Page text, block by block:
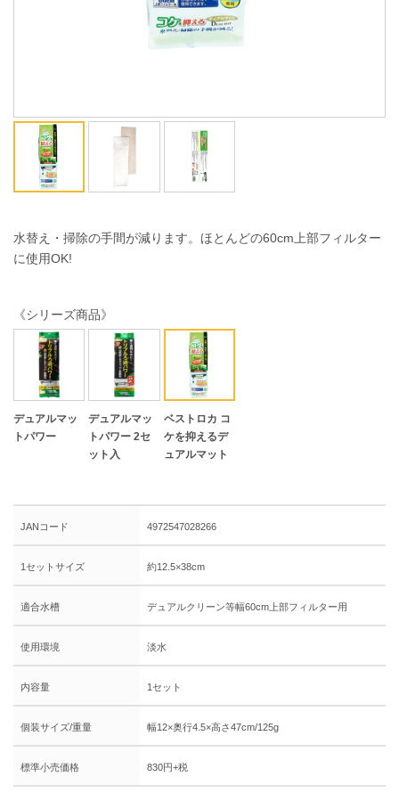
ENGLISH
水替え・掃除の手間が減ります。ほとんどの60cm上部フィルター
に使用OK!
《シリーズ商品》
デュアルマッ
トパワー
デュアルマッ
トパワー 2セ
ット入
ベストロカ コ
ケを抑えるデ
ュアルマット
JANコード 4972547028266
1セットサイズ 約12.5×38cm
適合水槽 デュアルクリーン等幅60cm上部フィルター用
使用環境 淡水
内容量 1セット
個装サイズ/重量 幅12×奥行4.5×高さ47cm/125g
標準小売価格 830円+税